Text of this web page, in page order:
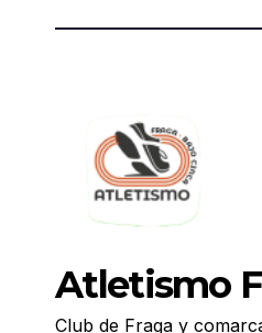
Atletismo
Club de Fraga y